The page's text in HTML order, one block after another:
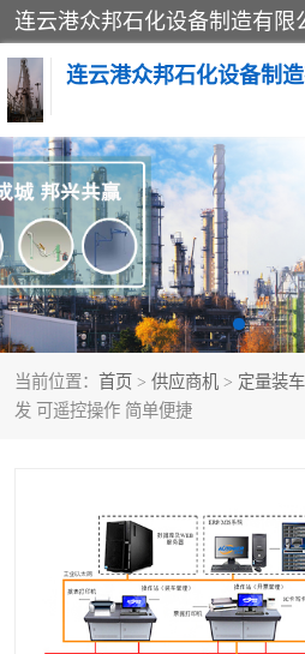
连云港众邦石化设备制
当前位置： 首页 > 供应商机 > 定量装
发 可遥控操作 简单便捷
鹤管
底部装卸鹤管
液氨鹤管
鹤管配件